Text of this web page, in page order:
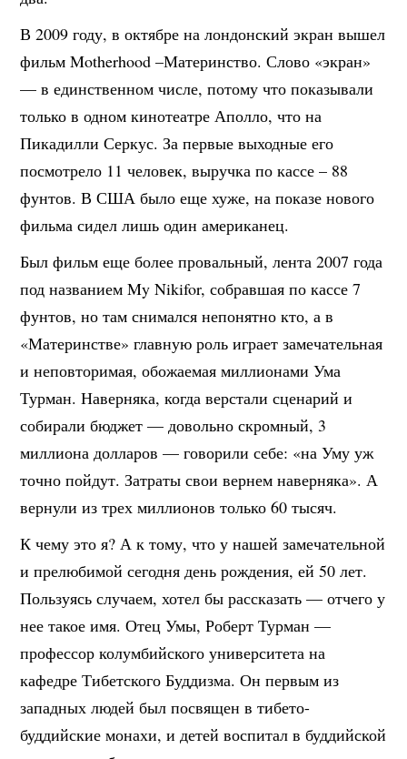
В 2009 году, в октябре на лондонский экран вышел
фильм Motherhood –Материнство. Слово «экран»
— в единственном числе, потому что показывали
только в одном кинотеатре Аполло, что на
Пикадилли Серкус. За первые выходные его
посмотрело 11 человек, выручка по кассе – 88
фунтов. В США было еще хуже, на показе нового
фильма сидел лишь один американец.
Был фильм еще более провальный, лента 2007 года
под названием My Nikifor, собравшая по кассе 7
фунтов, но там снимался непонятно кто, а в
«Материнстве» главную роль играет замечательная
и неповторимая, обожаемая миллионами Ума
Турман. Наверняка, когда верстали сценарий и
собирали бюджет — довольно скромный, 3
миллиона долларов — говорили себе: «на Уму уж
точно пойдут. Затраты свои вернем наверняка». А
вернули из трех миллионов только 60 тысяч.
К чему это я? А к тому, что у нашей замечательной
и прелюбимой сегодня день рождения, ей 50 лет.
Пользуясь случаем, хотел бы рассказать — отчего у
нее такое имя. Отец Умы, Роберт Турман —
профессор колумбийского университета на
кафедре Тибетского Буддизма. Он первым из
западных людей был посвящен в тибето-
буддийские монахи, и детей воспитал в буддийской